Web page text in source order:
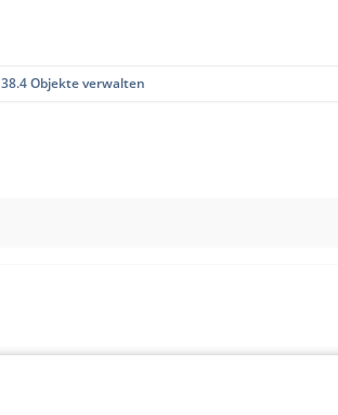
38.4 Objekte verwalten